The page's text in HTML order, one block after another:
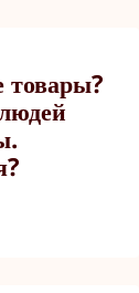
товары?